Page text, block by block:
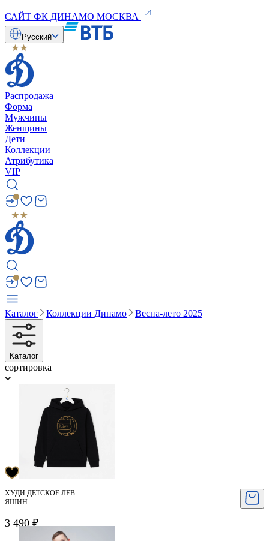
САЙТ ФК ДИНАМО МОСКВА
Русский
Распродажа
Форма
Мужчины
Женщины
Дети
Коллекции
Атрибутика
VIP
Каталог Коллекции Динамо Весна-лето 2025
Каталог
сортировка
ХУДИ ДЕТСКОЕ ЛЕВ
ЯШИН
3 490 ₽